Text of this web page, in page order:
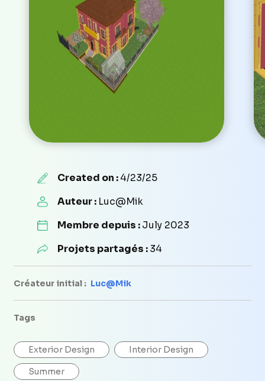
Created on :4/23/25
Auteur : Luc@Mik
Membre depuis :July 2023
Projets partagés :34
Créateur initial : Luc@Mik
Tags
Exterior Design Interior Design
Summer